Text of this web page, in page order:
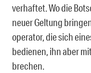
verhaftet. Wo die
neuer Geltung
operator, die sich
bedienen, ihn aber
brechen.